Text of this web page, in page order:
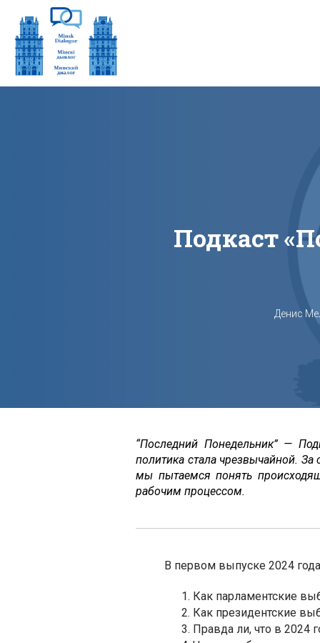
Подкаст
Денис
“Последний Понедельник” —
политика стала чрезвычайной.
мы пытаемся понять
рабочим процессом.
В первом выпуске 2024
Как парламентские
Как президентские
Правда ли, что в 2024